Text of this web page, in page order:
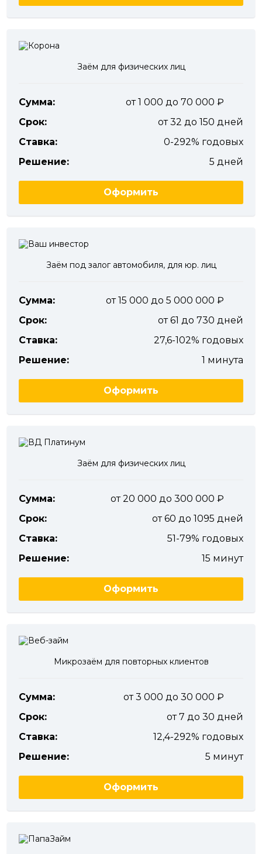
Заём для физических лиц
Сумма:
от 1 000 до 70 000
Срок:
от 32 до 150 дней
Ставка:
0-292% годовых
Решение:
5 дней
Оформить
Заём под залог автомобиля, для юр. лиц
Сумма:
от 15 000 до 5 000 000
Срок:
от 61 до 730 дней
Ставка:
27,6-102% годовых
Решение:
1 минута
Оформить
Заём для физических лиц
Сумма:
от 20 000 до 300 000
Срок:
от 60 до 1095 дней
Ставка:
51-79% годовых
Решение:
15 минут
Оформить
Микрозаём для повторных клиентов
Сумма:
от 3 000 до 30 000
Срок:
от 7 до 30 дней
Ставка:
12,4-292% годовых
Решение:
5 минут
Оформить